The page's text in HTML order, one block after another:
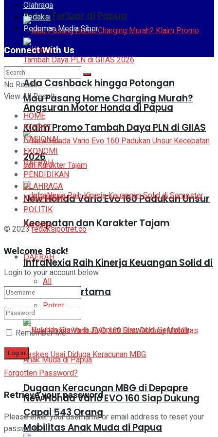
Pulau Terluar di Papua
Ada Cashback hingga Potongan
Angsuran Motor Honda di Papua
New Honda Vario Evo 160 Padukan Unsur
Kecepatan dan Karakter Tajam
DAERAH
All
Potret
Dugaan Keracunan MBG di Depapre
Capai 543 Orang
Mau Pasang Home Charging Murah?
Klaim Promo Tambah Daya PLN di GIIAS
2026
InfraNexia Raih Kinerja Keuangan Solid di
Semester Pertama
New Honda Vario EVO 160 Siap Dukung
Mobilitas Anak Muda di Papua
Olahraga
Redaksi
Pedoman Media Siber
Connect With Us
No Result
View All Result
HOME
POTRET
NASIONAL
EKONOMI
DAERAH
PENDIDIKAN
OLAHRAGA
KESEHATAN
POLITIK
© 2023redaksipotret.co-
Welcome Back!
Login to your account below
Remember Me
Forgotten Password?
Retrieve your password
Please enter your username or email address to reset your
password.